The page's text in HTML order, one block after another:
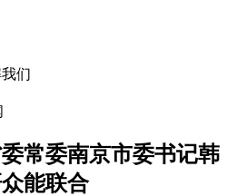
们
常委南京市委书记韩
能联合